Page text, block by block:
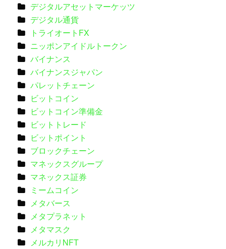
デジタルアセットマーケッツ
デジタル通貨
トライオートFX
ニッポンアイドルトークン
バイナンス
バイナンスジャパン
パレットチェーン
ビットコイン
ビットコイン準備金
ビットトレード
ビットポイント
ブロックチェーン
マネックスグループ
マネックス証券
ミームコイン
メタバース
メタプラネット
メタマスク
メルカリNFT